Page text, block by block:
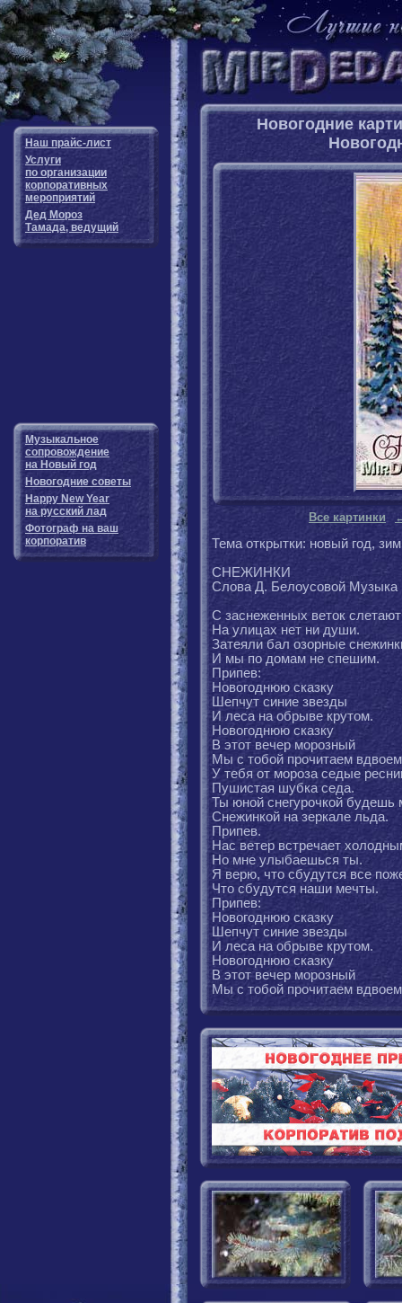
Наш прайс-лист
Услуги
по организации
корпоративных
мероприятий
Дед Мороз
Тамада, ведущий
Музыкальное
сопровождение
на Новый год
Новогодние советы
Happy New Year
на русский лад
Фотограф на ваш
корпоратив
Новогодние
Все картинки
Тема открытки: новый год,
СНЕЖИНКИ
Слова Д. Белоусовой Музыка
С заснеженных веток
На улицах нет ни души.
Затеяли бал озорные
И мы по домам не спешим.
Припев:
Новогоднюю сказку
Шепчут синие звезды
И леса на обрыве крутом.
Новогоднюю сказку
В этот вечер морозный
Мы с тобой прочитаем
У тебя от мороза седые
Пушистая шубка седа.
Ты юной снегурочкой будешь
Снежинкой на зеркале льда.
Припев.
Нас ветер встречает
Но мне улыбаешься ты.
Я верю, что сбудутся все
Что сбудутся наши мечты.
Припев:
Новогоднюю сказку
Шепчут синие звезды
И леса на обрыве крутом.
Новогоднюю сказку
В этот вечер морозный
Мы с тобой прочитаем